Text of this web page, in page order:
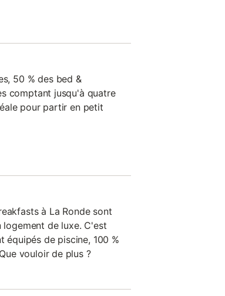
50 % des bed &
comptant jusqu'à quatre
pour partir en petit
à La Ronde sont
de luxe. C'est
équipés de piscine, 100 %
vouloir de plus ?